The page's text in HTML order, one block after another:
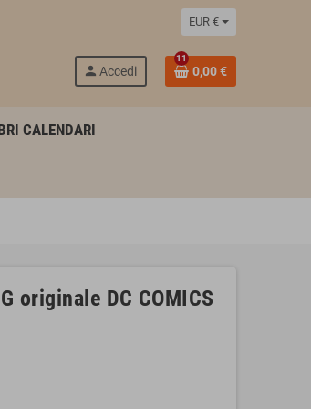
EUR €
person Accedi
11
0,00 €
CALENDARI
originale DC COMICS